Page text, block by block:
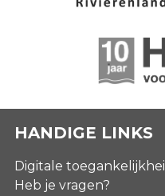
HANDIGE LINKS
Digitale
Heb je vragen?